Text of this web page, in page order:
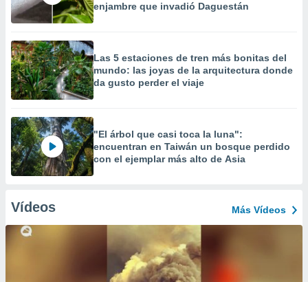
enjambre que invadió Daguestán
Las 5 estaciones de tren más bonitas del
mundo: las joyas de la arquitectura donde
da gusto perder el viaje
"El árbol que casi toca la luna":
encuentran en Taiwán un bosque perdido
con el ejemplar más alto de Asia
Vídeos Más Vídeos